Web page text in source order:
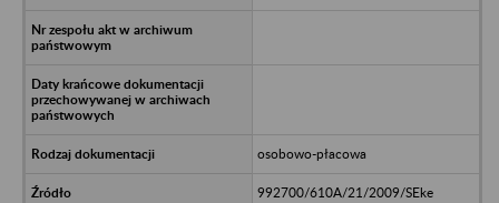
osobowo-płacowa
992700/610A/21/2009/SEke